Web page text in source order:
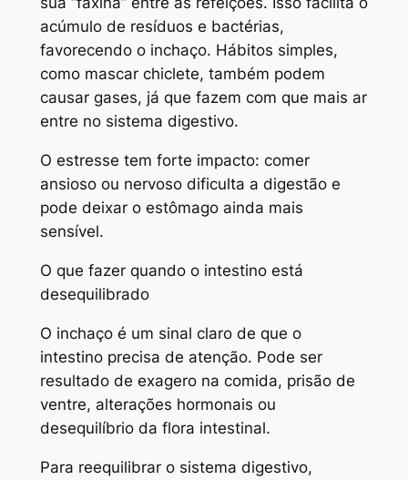
acúmulo de resíduos e bactérias,
favorecendo o inchaço. Hábitos simples,
como mascar chiclete, também podem
causar gases, já que fazem com que mais ar
entre no sistema digestivo.
O estresse tem forte impacto: comer
ansioso ou nervoso dificulta a digestão e
pode deixar o estômago ainda mais
sensível.
O que fazer quando o intestino está
desequilibrado
O inchaço é um sinal claro de que o
intestino precisa de atenção. Pode ser
resultado de exagero na comida, prisão de
ventre, alterações hormonais ou
desequilíbrio da flora intestinal.
Para reequilibrar o sistema digestivo,